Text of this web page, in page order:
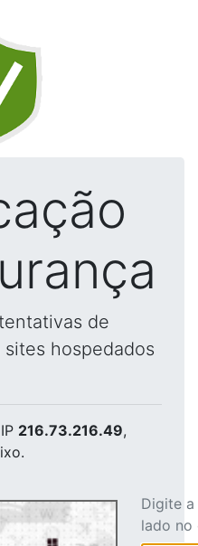
de
hospedados
216.73.216.49,
Digite
lado no